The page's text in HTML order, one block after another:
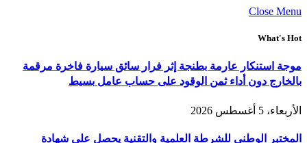
Close Menu
What's Hot
موجة استنكار عارمة بطنجة إثر فرار سائق سيارة فاخرة مرقمة
بالخارج دون أداء ثمن الوقود على حساب عامل بسيط
الأربعاء، 5 أغسطس 2026
المختبر الوطني للشرطة العلمية والتقنية يحصل على شهادة